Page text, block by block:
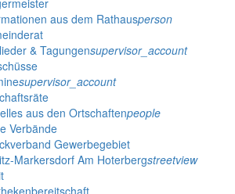
aus dem Rathausperson
& Tagungensupervisor_account
supervisor_account
aus den Ortschaftenpeople
Verbände
Gewerbegebiet
Markersdorf Am Hoterbergstreetview